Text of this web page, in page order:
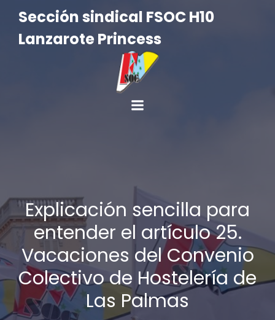
Sección sindical FSOC H10
Lanzarote Princess
Explicación sencilla para
entender el artículo 25.
Vacaciones del Convenio
Colectivo de Hostelería de
Las Palmas